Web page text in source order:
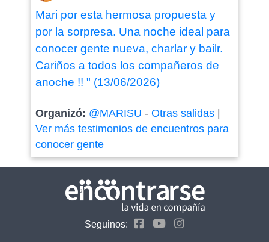
Mari por esta hermosa propuesta y
por la sorpresa. Una noche ideal para
conocer gente nueva, charlar y bailr.
Cariños a todos los compañeros de
anoche !! " (13/06/2026)
Organizó: @MARISU - Otras salidas|
Ver más testimonios de encuentros para
conocer gente
Seguinos: